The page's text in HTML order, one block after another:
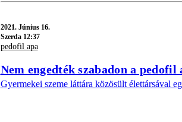
2021. Június 16.
Szerda 12:37
pedofil apa
Nem engedték szabadon a pedofil
Gyermekei szeme láttára közösült élettársával